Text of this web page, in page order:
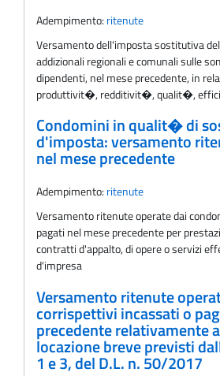
Adempimento: ritenute
Versamento dell'imposta sostitutiva
addizionali regionali e comunali sulle
dipendenti, nel mese precedente, in
produttivit�, redditivit�, qualit�,
Condomini in qualit� di
d'imposta: versamento
nel mese precedente
Adempimento: ritenute
Versamento ritenute operate dai
pagati nel mese precedente per
contratti d'appalto, di opere o servizi
d'impresa
Versamento ritenute
corrispettivi incassati o
precedente relativamente
locazione breve previsti
1 e 3, del D.L. n. 50/2017